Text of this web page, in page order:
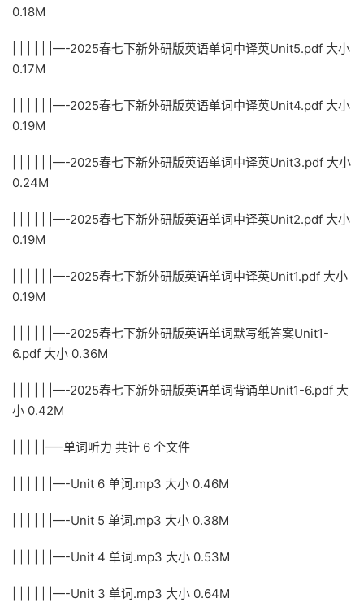
0.18M
| | | | | |—-2025春七下新外研版英语单词中译英Unit5.pdf 大小
0.17M
| | | | | |—-2025春七下新外研版英语单词中译英Unit4.pdf 大小
0.19M
| | | | | |—-2025春七下新外研版英语单词中译英Unit3.pdf 大小
0.24M
| | | | | |—-2025春七下新外研版英语单词中译英Unit2.pdf 大小
0.19M
| | | | | |—-2025春七下新外研版英语单词中译英Unit1.pdf 大小
0.19M
| | | | | |—-2025春七下新外研版英语单词默写纸答案Unit1-
6.pdf 大小 0.36M
| | | | | |—-2025春七下新外研版英语单词背诵单Unit1-6.pdf 大
小 0.42M
| | | | |—-单词听力 共计 6 个文件
| | | | | |—-Unit 6 单词.mp3 大小 0.46M
| | | | | |—-Unit 5 单词.mp3 大小 0.38M
| | | | | |—-Unit 4 单词.mp3 大小 0.53M
| | | | | |—-Unit 3 单词.mp3 大小 0.64M